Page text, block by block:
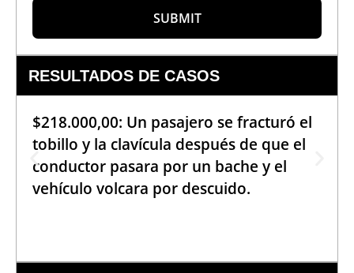
SUBMIT
RESULTADOS DE CASOS
$218.000,00: Un pasajero se fracturó el
tobillo y la clavícula después de que el
conductor pasara por un bache y el
vehículo volcara por descuido.